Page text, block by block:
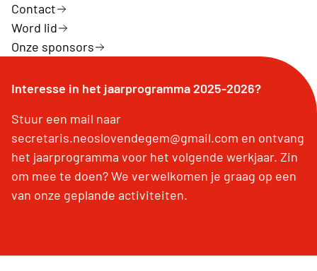
Contact
Word lid
Onze sponsors
Interesse in het jaarprogramma 2025-2026?
Stuur een mail naar
secretaris.neoslovendegem@gmail.com en ontvang
het jaarprogramma voor het volgende werkjaar. Zin
om mee te doen? We verwelkomen je graag op een
van onze geplande activiteiten.